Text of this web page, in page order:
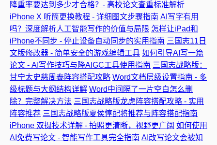
降重率要达到多少才合格？- 高校论文查重标准解析
iPhone X 听筒更换教程 - 详细图文步骤指南 AI写字有用
吗？深度解析人工智能写作的价值与局限 怎样让iPad和
iPhone不同步 - 停止设备自动同步的实用指南 三国志11日
文版修改器 - 简单安全的游戏编辑工具 如何引导AI写一篇
论文 - AI写作技巧与降AIGC工具使用指南 三国志战略版：
甘宁太史慈周泰阵容搭配攻略 Word文档层级设置指南 - 多
级标题与大纲结构详解 Word中间隔了一片空白怎么删
除？完整解决方法 三国志战略版龙虎阵容搭配攻略 - 实用
阵容推荐 三国志战略版夏侯惇配将推荐与阵容搭配指南
iPhone 双摄技术详解 - 拍照更清晰，视野更广阔 如何使用
AI免费写论文 - 智能写作工具完全指南 AI改写论文会被知